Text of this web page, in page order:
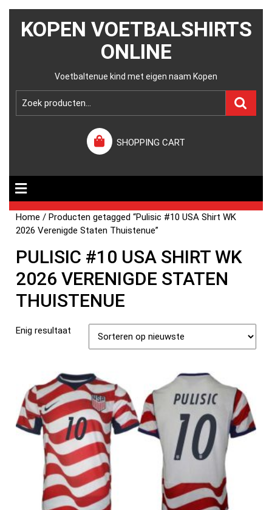
KOPEN VOETBALSHIRTS
ONLINE
Voetbaltenue kind met eigen naam Kopen
SHOPPING CART
Home / Producten getagged “Pulisic #10 USA Shirt WK
2026 Verenigde Staten Thuistenue”
PULISIC #10 USA SHIRT WK
2026 VERENIGDE STATEN
THUISTENUE
Enig resultaat